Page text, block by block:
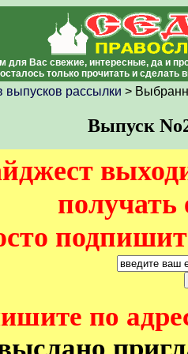
Вас свежие, интересные, да и
только прочитать и
выпусков рассылки >
Выпуск
по